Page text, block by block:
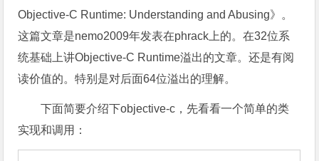
Objective-C Runtime: Understanding and Abusing》。
这篇文章是nemo2009年发表在phrack上的。在32位系
统基础上讲Objective-C Runtime溢出的文章。还是有阅
读价值的。特别是对后面64位溢出的理解。
下面简要介绍下objective-c，先看看一个简单的类
实现和调用：